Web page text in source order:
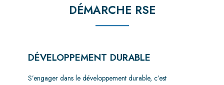
DÉMARCHE RSE
DÉVELOPPEMENT DURABLE
S’engager dans le développement durable, c’est